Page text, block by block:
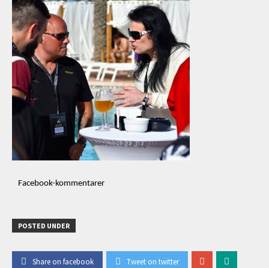
Facebook-kommentarer
POSTED UNDER
Share on facebook Tweet on twitter